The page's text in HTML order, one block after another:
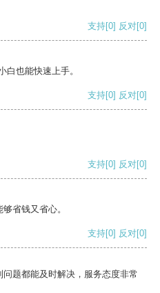
支持[0] 反对[0]
白也能快速上手。
支持[0] 反对[0]
支持[0] 反对[0]
省钱又省心。
支持[0] 反对[0]
题都能及时解决，服务态度非常